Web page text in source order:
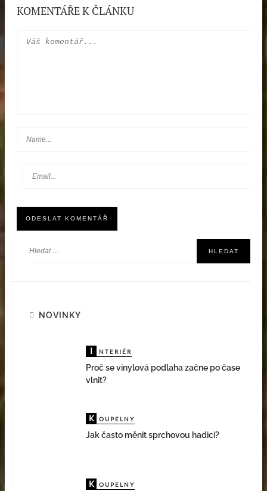
KOMENTÁŘE K ČLÁNKU
NOVINKY
I NTERIÉR
Proč se vinylová podlaha začne po čase
vlnit?
K OUPELNY
Jak často měnit sprchovou hadici?
K OUPELNY